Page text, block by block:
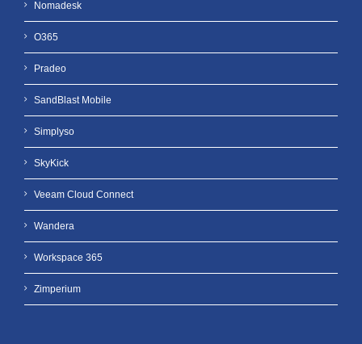
Nomadesk
O365
Pradeo
SandBlast Mobile
Simplyso
SkyKick
Veeam Cloud Connect
Wandera
Workspace 365
Zimperium